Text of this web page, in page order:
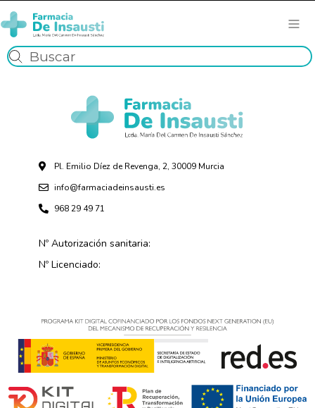
Pl. Emilio Díez de Revenga, 2, 30009 Murcia
info@farmaciadeinsausti.es
968 29 49 71
Nº Autorización sanitaria:
Nº Licenciado: